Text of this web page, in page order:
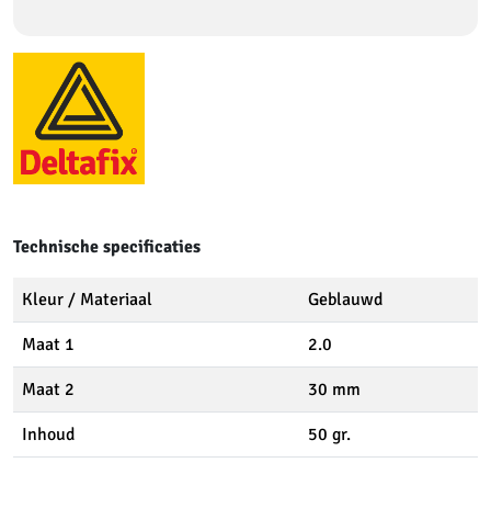
Technische specificaties
Kleur / Materiaal Geblauwd
Maat 1 2.0
Maat 2 30 mm
Inhoud 50 gr.